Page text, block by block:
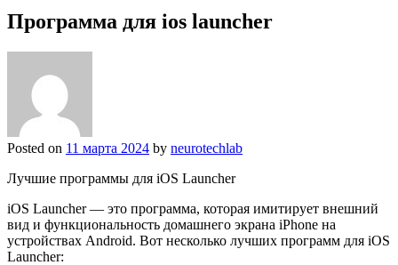
Программа для ios launcher
Posted on 11 марта 2024 by neurotechlab
Лучшие программы для iOS Launcher
iOS Launcher — это программа, которая имитирует внешний
вид и функциональность домашнего экрана iPhone на
устройствах Android. Вот несколько лучших программ для iOS
Launcher: